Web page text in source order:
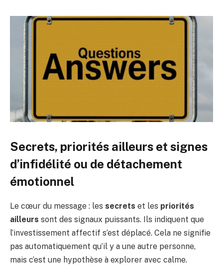
Secrets, priorités ailleurs et signes
d’infidélité ou de détachement
émotionnel
Le cœur du message : les secrets et les priorités
ailleurs sont des signaux puissants. Ils indiquent que
l’investissement affectif s’est déplacé. Cela ne signifie
pas automatiquement qu’il y a une autre personne,
mais c’est une hypothèse à explorer avec calme.